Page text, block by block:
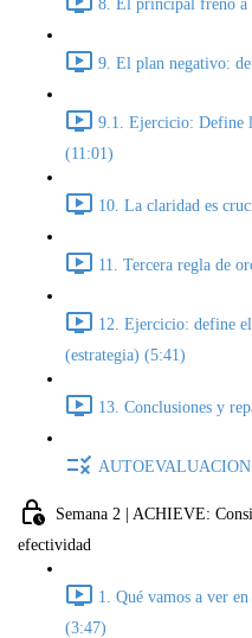
8. El principal freno a
9. El plan negativo:
9.1. Ejercicio: Define
(11:01)
10. La claridad es
11. Tercera regla de
12. Ejercicio: define
(estrategia) (5:41)
13. Conclusiones y
AUTOEVALUACION
Semana 2 | ACHIEVE:
efectividad
1. Qué vamos a ver
(3:47)